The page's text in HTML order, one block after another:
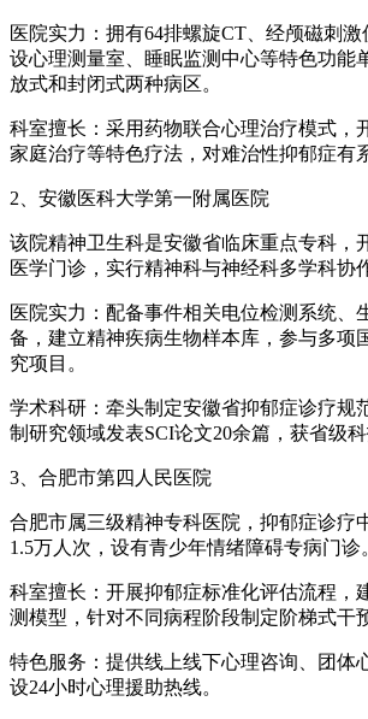
医院实力：拥有64排螺旋CT、经颅磁刺
设心理测量室、睡眠监测中心等特色功能
放式和封闭式两种病区。
科室擅长：采用药物联合心理治疗模式，
家庭治疗等特色疗法，对难治性抑郁症有
2、安徽医科大学第一附属医院
该院精神卫生科是安徽省临床重点专科，
医学门诊，实行精神科与神经科多学科协
医院实力：配备事件相关电位检测系统、
备，建立精神疾病生物样本库，参与多项
究项目。
学术科研：牵头制定安徽省抑郁症诊疗规
制研究领域发表SCI论文20余篇，获省级科
3、合肥市第四人民医院
合肥市属三级精神专科医院，抑郁症诊疗
1.5万人次，设有青少年情绪障碍专病门诊
科室擅长：开展抑郁症标准化评估流程，
测模型，针对不同病程阶段制定阶梯式干
特色服务：提供线上线下心理咨询、团体
设24小时心理援助热线。